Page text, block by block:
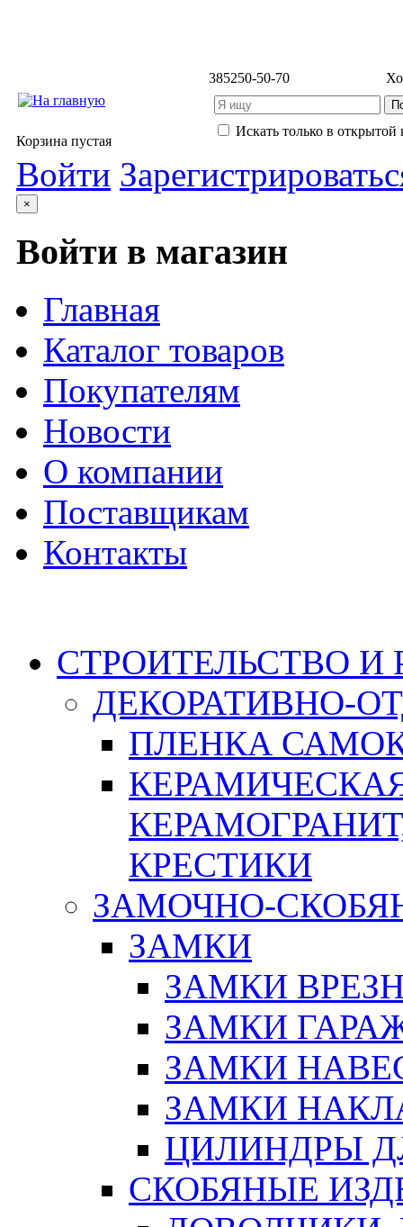
385250-50-70
Искать только в открытой
Корзина пустая
Войти
×
Войти в магазин
Главная
Каталог товаров
Покупателям
Новости
О компании
Поставщикам
Контакты
СТРОИТЕЛЬСТВО И
ДЕКОРАТИВНО-
ПЛЕНКА
КРЕСТИКИ
ЗАМОЧНО-
ЗАМКИ
ЗАМКИ
ЗАМКИ
ЗАМКИ
ЗАМКИ
ЦИЛИНДРЫ
СКОБЯНЫЕ